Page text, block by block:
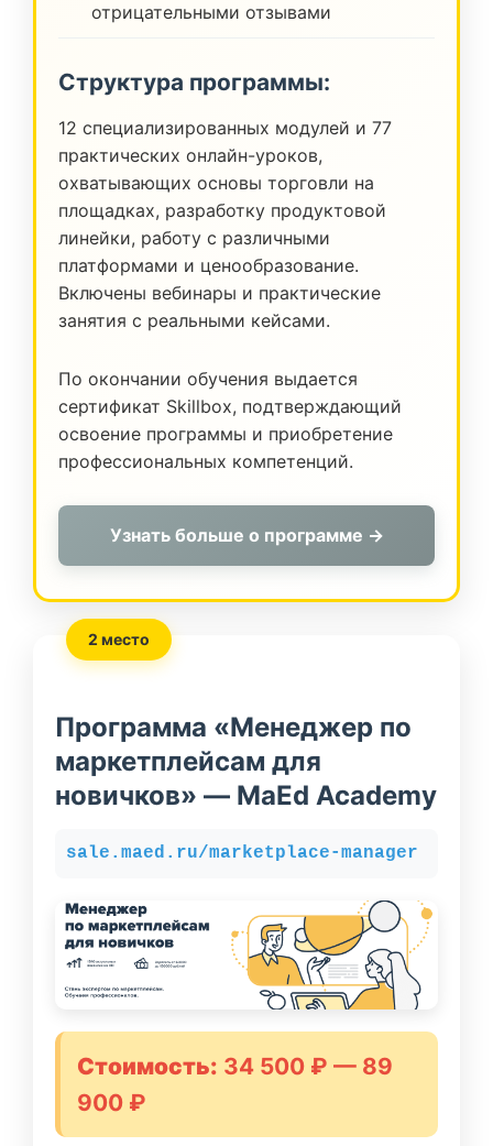
отрицательными отзывами
Структура программы:
12 специализированных модулей и 77
практических онлайн-уроков,
охватывающих основы торговли на
площадках, разработку продуктовой
линейки, работу с различными
платформами и ценообразование.
Включены вебинары и практические
занятия с реальными кейсами.
По окончании обучения выдается
сертификат Skillbox, подтверждающий
освоение программы и приобретение
профессиональных компетенций.
Узнать больше о программе →
2 место
Программа «Менеджер по
маркетплейсам для
новичков» — MaEd Academy
sale.maed.ru/marketplace-manager
Стоимость: 34 500 ₽ — 89
900 ₽